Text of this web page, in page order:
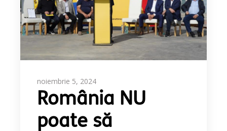
noiembrie 5, 2024
România NU
poate să